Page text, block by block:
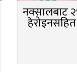
नक्सालबाट